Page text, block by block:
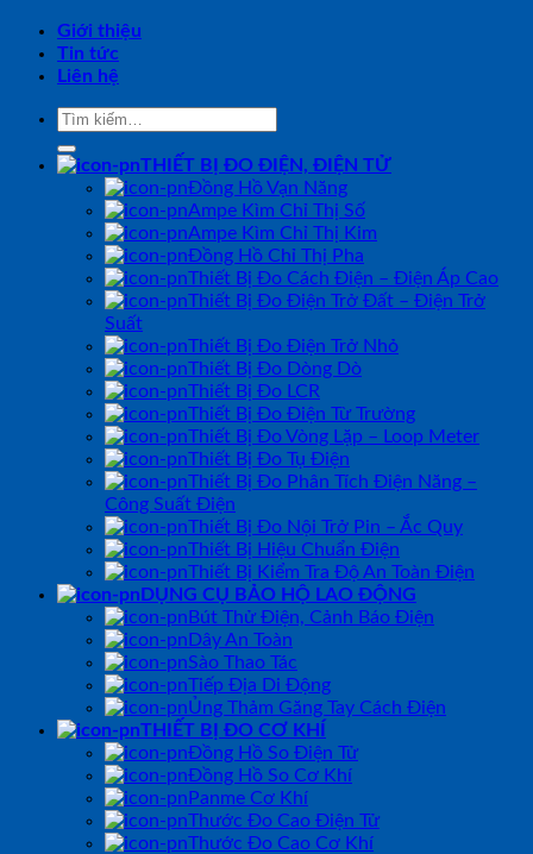
Giới thiệu
Tin tức
Liên hệ
Tìm
THIẾT BỊ ĐO ĐIỆN, ĐIỆN TỬ
Đồng Hồ Vạn Năng
Ampe Kìm Chỉ Thị Số
Ampe Kìm Chỉ Thị Kim
Đồng Hồ Chỉ Thị Pha
Thiết Bị Đo Cách Điện – Điện Áp Cao
Thiết Bị Đo Điện Trở Đất – Điện Trở
Suất
Thiết Bị Đo Điện Trở Nhỏ
Thiết Bị Đo Dòng Dò
Thiết Bị Đo LCR
Thiết Bị Đo Điện Từ Trường
Thiết Bị Đo Vòng Lặp – Loop Meter
Thiết Bị Đo Tụ Điện
Thiết Bị Đo Phân Tích Điện Năng –
Công Suất Điện
Thiết Bị Đo Nội Trở Pin – Ắc Quy
Thiết Bị Hiệu Chuẩn Điện
Thiết Bị Kiểm Tra Độ An Toàn Điện
DỤNG CỤ BẢO HỘ LAO ĐỘNG
Bút Thử Điện, Cảnh Báo Điện
Dây An Toàn
Sào Thao Tác
Tiếp Địa Di Động
Ủng Thảm Găng Tay Cách Điện
THIẾT BỊ ĐO CƠ KHÍ
Đồng Hồ So Điện Tử
Đồng Hồ So Cơ Khí
Panme Cơ Khí
Thước Đo Cao Điện Tử
Thước Đo Cao Cơ Khí